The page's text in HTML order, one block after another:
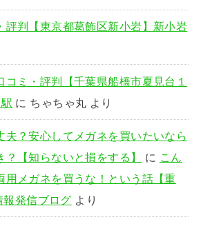
評判【東京都葛飾区新小岩】新小岩
コミ・評判【千葉県船橋市夏見台１
に ちゃちゃ丸 より
夫？安心してメガネを買いたいなら
【知らないと損をする】
に こん
用メガネを買うな！という話【重
発信ブログ より